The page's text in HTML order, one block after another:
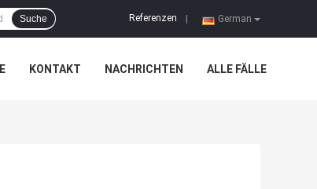
German
Referenzen
Suche
KONTAKT NACHRICHTEN ALLE FÄLLE